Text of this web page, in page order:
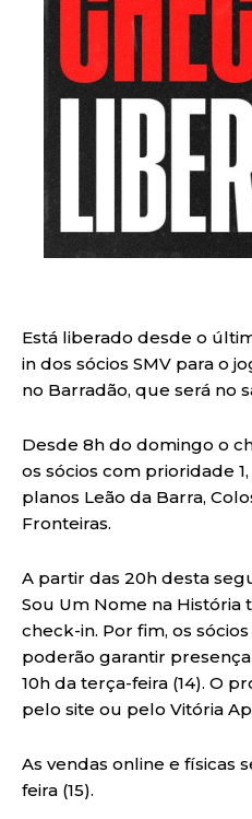
Está liberado desde o
in dos sócios SMV para o
no Barradão, que será no
Desde 8h do domingo o
os sócios com prioridade
planos Leão da Barra,
Fronteiras.
A partir das 20h desta
Sou Um Nome na
check-in. Por fim, os
poderão garantir
10h da terça-feira (14). O
pelo site ou pelo Vitória
As vendas online e físicas
feira (15).